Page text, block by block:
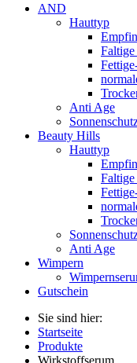
AND
Hauttyp
Anti Age
Beauty Hills
Hauttyp
Anti Age
Wimpern
Gutschein
Sie sind hier:
Startseite
Produkte
Wirkstoffserum